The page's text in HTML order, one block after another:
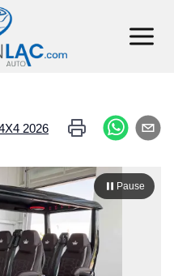
CHAR
2026
Pause